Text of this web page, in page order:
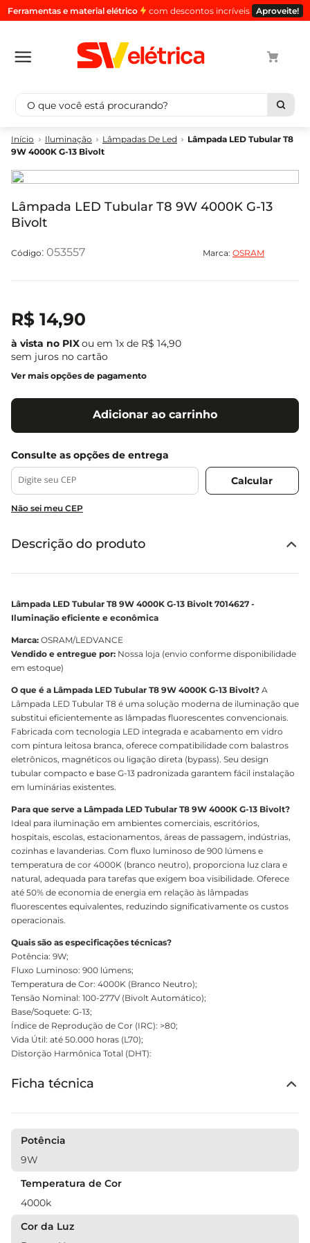
Ferramentas e material elétrico com descontos incríveis Aproveite!
O que você está procurando?
Iluminação Lâmpadas De Led
Lâmpada LED Tubular T8
9W 4000K G-13 Bivolt
Lâmpada LED Tubular T8 9W 4000K G-13
Bivolt
: 053557 Marca: OSRAM
R$ 14,90
ou em 1x de R$ 14,90
sem juros no cartão
Ver mais opções de pagamento
Adicionar ao carrinho
Não sei meu CEP
Descrição do produto
Lâmpada LED Tubular T8 9W 4000K G-13 Bivolt 7014627 -
Iluminação eficiente e econômica
Marca: OSRAM/LEDVANCE
Vendido e entregue por: Nossa loja (envio conforme disponibilidade
em estoque)
O que é a Lâmpada LED Tubular T8 9W 4000K G-13 Bivolt? A
Lâmpada LED Tubular T8 é uma solução moderna de iluminação que
substitui eficientemente as lâmpadas fluorescentes convencionais.
Fabricada com tecnologia LED integrada e acabamento em vidro
com pintura leitosa branca, oferece compatibilidade com balastros
eletrônicos, magnéticos ou ligação direta (bypass). Seu design
tubular compacto e base G-13 padronizada garantem fácil instalação
em luminárias existentes.
Para que serve a Lâmpada LED Tubular T8 9W 4000K G-13 Bivolt?
Ideal para iluminação em ambientes comerciais, escritórios,
hospitais, escolas, estacionamentos, áreas de passagem, indústrias,
cozinhas e lavanderias. Com fluxo luminoso de 900 lúmens e
temperatura de cor 4000K (branco neutro), proporciona luz clara e
natural, adequada para tarefas que exigem boa visibilidade. Oferece
até 50% de economia de energia em relação às lâmpadas
fluorescentes equivalentes, reduzindo significativamente os custos
operacionais.
Quais são as especificações técnicas?
Potência: 9W;
Fluxo Luminoso: 900 lúmens;
Temperatura de Cor: 4000K (Branco Neutro);
Tensão Nominal: 100-277V (Bivolt Automático);
Base/Soquete: G-13;
Índice de Reprodução de Cor (IRC): >80;
Vida Útil: até 50.000 horas (L70);
Distorção Harmônica Total (DHT):
Ficha técnica
Potência
9W
Temperatura de Cor
4000k
Cor da Luz
Termos mais buscados
2º
luminaria
3º
tomada
4 º
eletroduto